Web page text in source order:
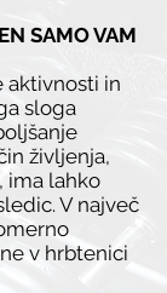
SAMO VAM
aktivnosti in
sloga
življenja,
ima lahko
V največ
v hrbtenici